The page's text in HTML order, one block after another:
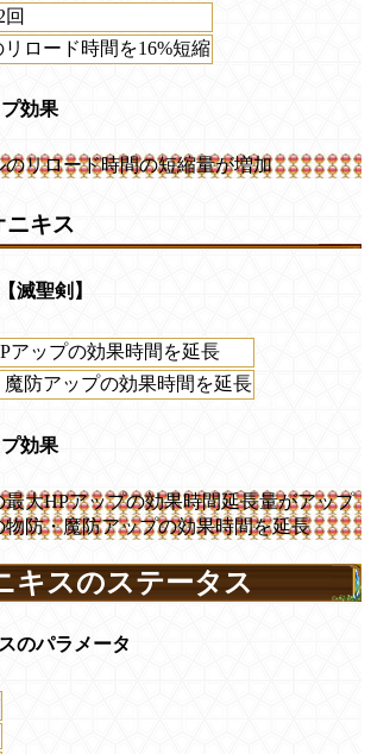
ロード時間を16%短縮
効果
のリロード時間の短縮量が増加
ニキス
滅聖剣】
アップの効果時間を延長
防アップの効果時間を延長
効果
最大HPアップの効果時間延長量がアップ
物防・魔防アップの効果時間を延長
キスのステータス
のパラメータ